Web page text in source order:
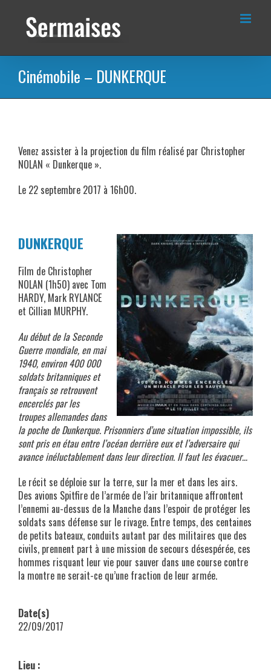
contenu
Cinémobile – DUNKERQUE
Venez assister à la projection du film réalisé par Christopher
NOLAN « Dunkerque ».
Le 22 septembre 2017 à 16h00.
DUNKERQUE
Film de Christopher
NOLAN (1h50) avec Tom
HARDY, Mark RYLANCE
et Cillian MURPHY.
Au début de la Seconde
Guerre mondiale, en mai
1940, environ 400 000
soldats britanniques et
français se retrouvent
encerclés par les
troupes allemandes dans
la poche de Dunkerque. Prisonniers d’une situation impossible, ils
sont pris en étau entre l’océan derrière eux et l’adversaire qui
avance inéluctablement dans leur direction. Il faut les évacuer…
Le récit se déploie sur la terre, sur la mer et dans les airs.
Des avions Spitfire de l’armée de l’air britannique affrontent
l’ennemi au-dessus de la Manche dans l’espoir de protéger les
soldats sans défense sur le rivage. Entre temps, des centaines
de petits bateaux, conduits autant par des militaires que des
civils, prennent part à une mission de secours désespérée, ces
hommes risquant leur vie pour sauver dans une course contre
la montre ne serait-ce qu’une fraction de leur armée.
Date(s)
22/09/2017
Lieu :